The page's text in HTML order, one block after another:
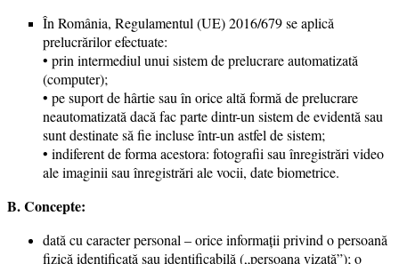
În România, Regulamentul (UE) 2016/679 se aplică
prelucrărilor efectuate:
• prin intermediul unui sistem de prelucrare automatizată
(computer);
• pe suport de hârtie sau în orice altă formă de prelucrare
neautomatizată dacă fac parte dintr-un sistem de evidentă sau
sunt destinate să fie incluse într-un astfel de sistem;
• indiferent de forma acestora: fotografii sau înregistrări video
ale imaginii sau înregistrări ale vocii, date biometrice.
B. Concepte:
dată cu caracter personal – orice informaţii privind o persoană
fizică identificată sau identificabilă („persoana vizată”); o